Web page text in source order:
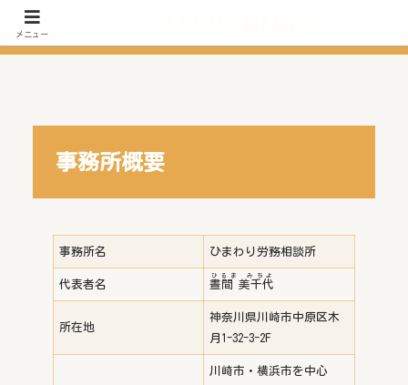
事務所概要
事務所名 ひまわり労務相談所
代表者名 晝間 美千代
ひるま みちよ
所在地
神奈川県川崎市中原区木
月1-32-3-2F
川崎市・横浜市を中心
メニュー